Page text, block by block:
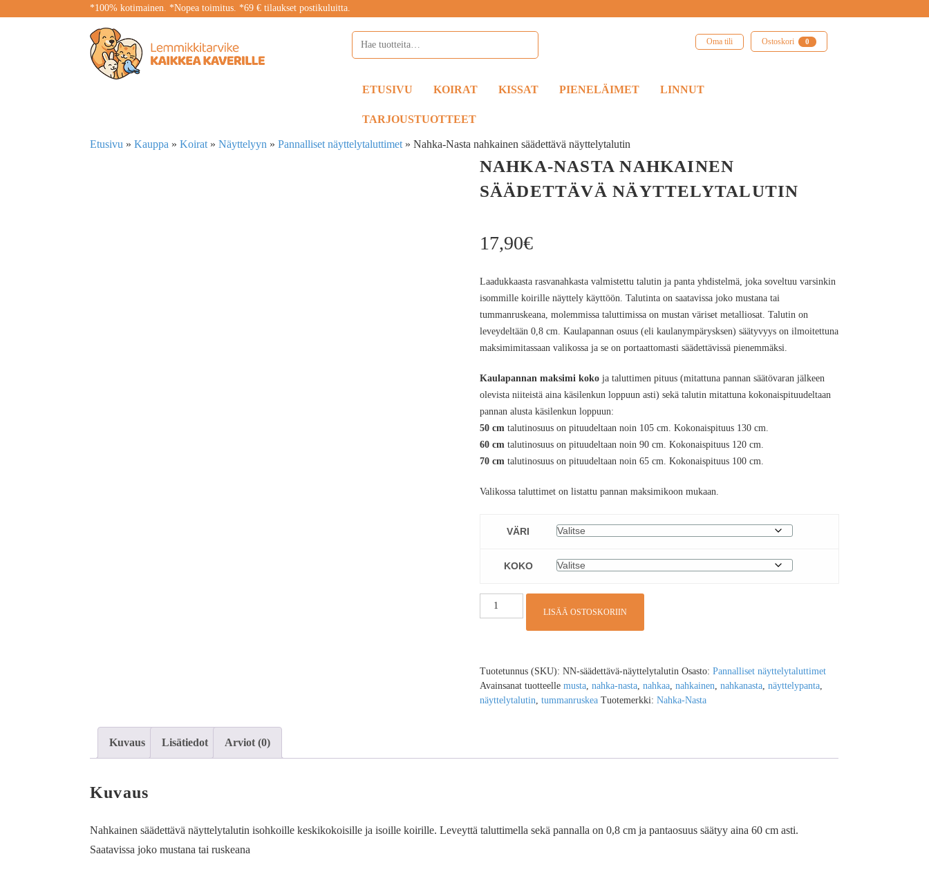
*100% kotimainen. *Nopea toimitus. *69 € tilaukset postikuluitta.
Oma tili Ostoskori 0
ETUSIVU KOIRAT KISSAT PIENELÄIMET LINNUT
TARJOUSTUOTTEET
Etusivu »Kauppa »Koirat »Näyttelyyn »Pannalliset näyttelytaluttimet »Nahka-Nasta nahkainen säädettävä näyttelytalutin
NAHKA-NASTA NAHKAINEN
SÄÄDETTÄVÄ NÄYTTELYTALUTIN
17,90€
Laadukkaasta rasvanahkasta valmistettu talutin ja panta yhdistelmä, joka soveltuu varsinkin
isommille koirille näyttely käyttöön. Talutinta on saatavissa joko mustana tai
tummanruskeana, molemmissa taluttimissa on mustan väriset metalliosat. Talutin on
leveydeltään 0,8 cm. Kaulapannan osuus (eli kaulanympärysksen) säätyvyys on ilmoitettuna
maksimimitassaan valikossa ja se on portaattomasti säädettävissä pienemmäksi.
Kaulapannan maksimi kokoja taluttimen pituus (mitattuna pannan säätövaran jälkeen
olevista niiteistä aina käsilenkun loppuun asti) sekä talutin mitattuna kokonaispituudeltaan
pannan alusta käsilenkun loppuun:
50 cmtalutinosuus on pituudeltaan noin 105 cm. Kokonaispituus 130 cm.
60 cmtalutinosuus on pituudeltaan noin 90 cm. Kokonaispituus 120 cm.
70 cmtalutinosuus on pituudeltaan noin 65 cm. Kokonaispituus 100 cm.
Valikossa taluttimet on listattu pannan maksimikoon mukaan.
VÄRI
KOKO
LISÄÄ OSTOSKORIIN
Tuotetunnus (SKU): NN-säädettävä-näyttelytalutin Osasto: Pannalliset näyttelytaluttimet
Avainsanat tuotteelle musta, nahka-nasta, nahkaa, nahkainen, nahkanasta, näyttelypanta,
näyttelytalutin, tummanruskea Tuotemerkki: Nahka-Nasta
Kuvaus Lisätiedot Arviot (0)
Kuvaus
Nahkainen säädettävä näyttelytalutin isohkoille keskikokoisille ja isoille koirille. Leveyttä taluttimella sekä pannalla on 0,8 cm ja pantaosuus säätyy aina 60 cm asti.
Saatavissa joko mustana tai ruskeana